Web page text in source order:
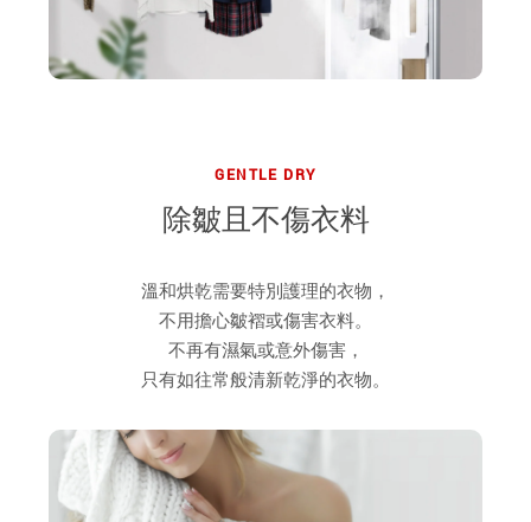
GENTLE DRY
除皺且不傷衣料
溫和烘乾需要特別護理的衣物，
不用擔心皺褶或傷害衣料。
不再有濕氣或意外傷害，
只有如往常般清新乾淨的衣物。